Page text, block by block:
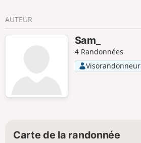
AUTEUR
Sam_
4 Randonnées
Visorandonneur
Carte de la randonnée